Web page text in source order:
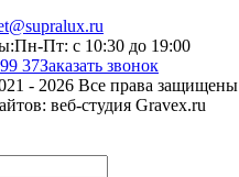
Пн-Пт: с 10:30 до 19:00
37Заказать звонок
- 2026 Все права защищены
веб-студия Gravex.ru